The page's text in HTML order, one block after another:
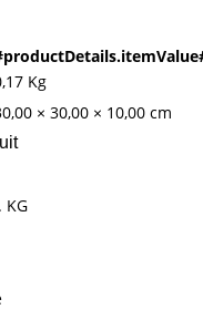
Kg
× 30,00 × 10,00 cm
KG